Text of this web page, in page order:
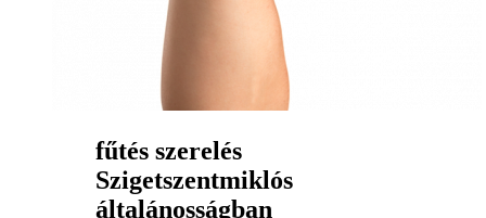
fűtés szerelés
Szigetszentmiklós
általánosságban